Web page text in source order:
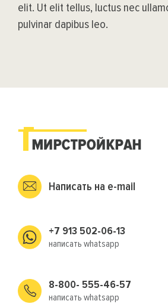
elit. Ut elit tellus, luctus nec
pulvinar dapibus leo.
Написать на e-mail
+7 913 502-06-13
написать whatsapp
8-800- 555-46-57
написать whatsapp